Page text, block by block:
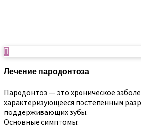
Лечение пародонтоза
Пародонтоз — это хроническое
характеризующееся постепенным
поддерживающих зубы.
Основные симптомы: